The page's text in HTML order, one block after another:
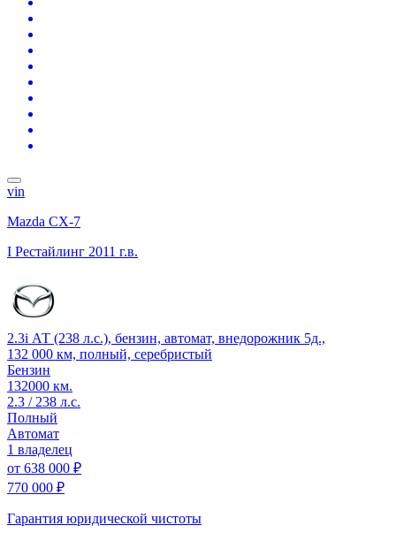
vin
Mazda CX-7
I Рестайлинг 2011 г.в.
2.3i АТ (238 л.с.), бензин, автомат, внедорожник 5д.,
132 000 км, полный, серебристый
Бензин
132000 км.
2.3 / 238 л.с.
Полный
Автомат
1 владелец
от 638 000 ₽
770 000 ₽
Гарантия юридической чистоты